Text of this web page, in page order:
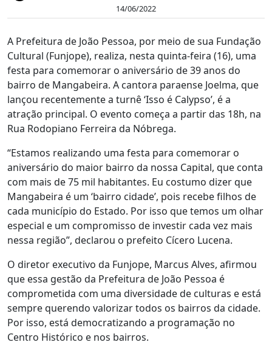
14/06/2022
A Prefeitura de João Pessoa, por meio de sua Fundação
Cultural (Funjope), realiza, nesta quinta-feira (16), uma
festa para comemorar o aniversário de 39 anos do
bairro de Mangabeira. A cantora paraense Joelma, que
lançou recentemente a turnê ‘Isso é Calypso’, é a
atração principal. O evento começa a partir das 18h, na
Rua Rodopiano Ferreira da Nóbrega.
“Estamos realizando uma festa para comemorar o
aniversário do maior bairro da nossa Capital, que conta
com mais de 75 mil habitantes. Eu costumo dizer que
Mangabeira é um ‘bairro cidade’, pois recebe filhos de
cada município do Estado. Por isso que temos um olhar
especial e um compromisso de investir cada vez mais
nessa região”, declarou o prefeito Cícero Lucena.
O diretor executivo da Funjope, Marcus Alves, afirmou
que essa gestão da Prefeitura de João Pessoa é
comprometida com uma diversidade de culturas e está
sempre querendo valorizar todos os bairros da cidade.
Por isso, está democratizando a programação no
Centro Histórico e nos bairros.